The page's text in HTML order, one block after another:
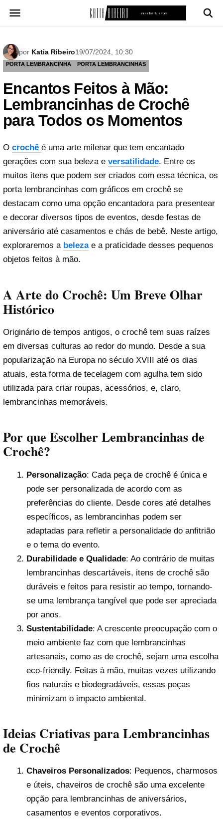
para
por Katia Ribeiro19/07/2024, 10:30
PORTA LEMBRANCINHA PORTA LEMBRANCINHAS
Encantos Feitos à Mão:
Lembrancinhas de Crochê
para Todos os Momentos
O crochê é uma arte milenar que tem encantado
gerações com sua beleza e versatilidade. Entre os
muitos itens que podem ser criados com essa técnica, os
porta lembrancinhas com gráficos em crochê se
destacam como uma opção encantadora para presentear
e decorar diversos tipos de eventos, desde festas de
aniversário até casamentos e chás de bebê. Neste artigo,
exploraremos a belezae a praticidade desses pequenos
objetos feitos à mão.
A Arte do Crochê: Um Breve Olhar
Histórico
Originário de tempos antigos, o crochê tem suas raízes
em diversas culturas ao redor do mundo. Desde a sua
popularização na Europa no século XVIII até os dias
atuais, esta forma de tecelagem com agulha tem sido
utilizada para criar roupas, acessórios, e, claro,
lembrancinhas memoráveis.
Por que Escolher Lembrancinhas de
Crochê?
Personalização: Cada peça de crochê é única e
pode ser personalizada de acordo com as
preferências do cliente. Desde cores até detalhes
específicos, as lembrancinhas podem ser
adaptadas para refletir a personalidade do anfitrião
e o tema do evento.
Durabilidade e Qualidade: Ao contrário de muitas
lembrancinhas descartáveis, itens de crochê são
duráveis e feitos para resistir ao tempo, tornando-
se uma lembrança tangível que pode ser apreciada
por anos.
Sustentabilidade: A crescente preocupação com o
meio ambiente faz com que lembrancinhas
artesanais, como as de crochê, sejam uma escolha
eco-friendly. Feitas à mão, muitas vezes utilizando
fios naturais e biodegradáveis, essas peças
minimizam o impacto ambiental.
Ideias Criativas para Lembrancinhas
de Crochê
Chaveiros Personalizados: Pequenos, charmosos
e úteis, chaveiros de crochê são uma excelente
opção para lembrancinhas de aniversários,
casamentos e eventos corporativos.